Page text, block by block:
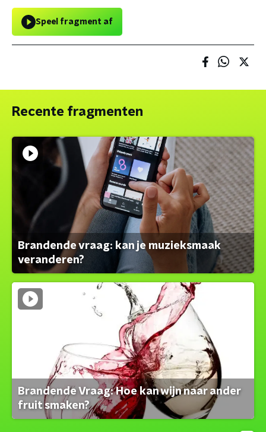
Speel fragment af
Recente fragmenten
Brandende vraag: kan je muzieksmaak
veranderen?
Brandende Vraag: Hoe kan wijn naar ander
fruit smaken?